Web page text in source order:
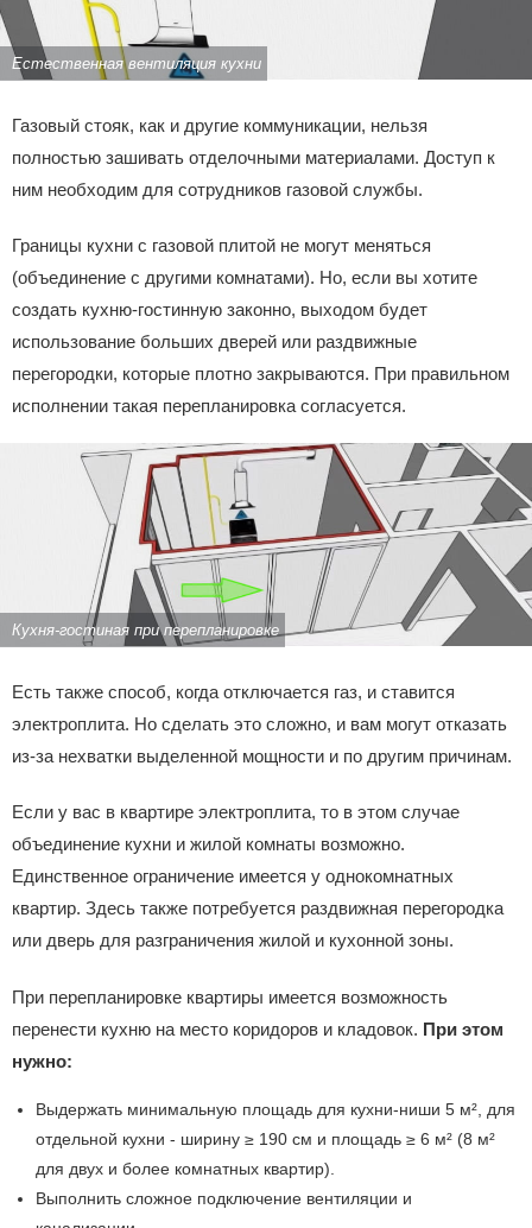
Естественная вентиляция кухни
Газовый стояк, как и другие коммуникации, нельзя
полностью зашивать отделочными материалами. Доступ к
ним необходим для сотрудников газовой службы.
Границы кухни с газовой плитой не могут меняться
(объединение с другими комнатами). Но, если вы хотите
создать кухню-гостинную законно, выходом будет
использование больших дверей или раздвижные
перегородки, которые плотно закрываются. При правильном
исполнении такая перепланировка согласуется.
Кухня-гостиная при перепланировке
Есть также способ, когда отключается газ, и ставится
электроплита. Но сделать это сложно, и вам могут отказать
из-за нехватки выделенной мощности и по другим причинам.
Если у вас в квартире электроплита, то в этом случае
объединение кухни и жилой комнаты возможно.
Единственное ограничение имеется у однокомнатных
квартир. Здесь также потребуется раздвижная перегородка
или дверь для разграничения жилой и кухонной зоны.
При перепланировке квартиры имеется возможность
перенести кухню на место коридоров и кладовок. При этом
нужно:
Выдержать минимальную площадь для кухни-ниши 5 м², для
отдельной кухни - ширину ≥ 190 см и площадь ≥ 6 м² (8 м²
для двух и более комнатных квартир).
Выполнить сложное подключение вентиляции и